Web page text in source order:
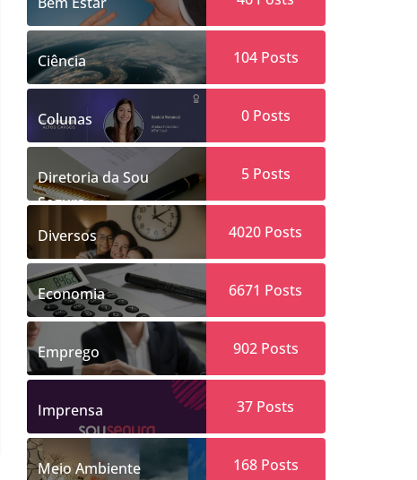
Ciência 104Posts
Colunas 0Posts
Diretoria da Sou
Segura
5Posts
Diversos 4020 Posts
Economia 6671 Posts
Emprego 902Posts
Imprensa 37 Posts
Meio Ambiente 168Posts